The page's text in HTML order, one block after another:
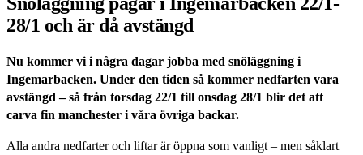
28/1 och är då avstängd
Nu kommer vi i några dagar jobba med snöläggning i
Ingemarbacken. Under den tiden så kommer nedfarten vara
avstängd – så från torsdag 22/1 till onsdag 28/1 blir det att
carva fin manchester i våra övriga backar.
Alla andra nedfarter och liftar är öppna som vanligt – men såklart